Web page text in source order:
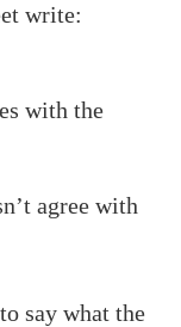
write:
with the
agree with
say what the